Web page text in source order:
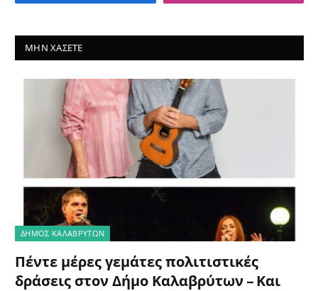
ΜΗΝ ΧΆΣΕΤΕ
ΔΗΜΟΣ ΚΑΛΑΒΡΥΤΩΝ
Πέντε μέρες γεμάτες πολιτιστικές
δράσεις στον Δήμο Καλαβρύτων – Και